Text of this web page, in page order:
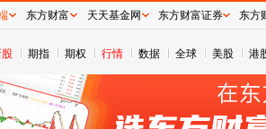
期指 期权 行情 数据 全球 美股 港
东方财富 天天基金网 东方财富证券 东方